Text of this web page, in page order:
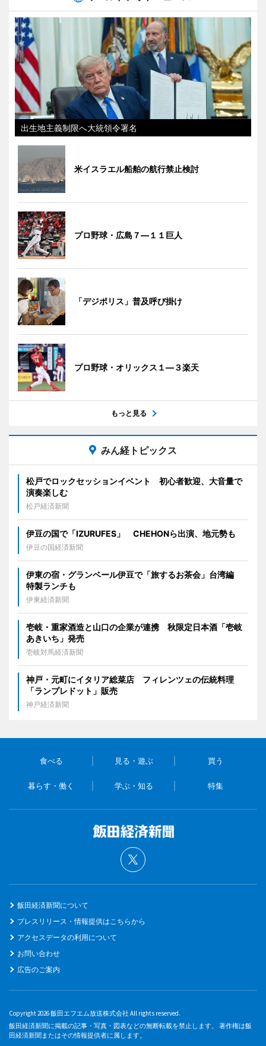
出生地主義制限へ大統領令署名
米イスラエル船舶の航行禁止検討
プロ野球・広島７―１１巨人
「デジポリス」普及呼び掛け
プロ野球・オリックス１―３楽天
もっと見る
みん経トピックス
松戸でロックセッションイベント 初心者歓迎、大音量で
演奏楽しむ
松戸経済新聞
伊豆の国で「IZURUFES」 CHEHONら出演、地元勢も
伊豆の国経済新聞
伊東の宿・グランベール伊豆で「旅するお茶会」台湾編
特製ランチも
伊東経済新聞
壱岐・重家酒造と山口の企業が連携 秋限定日本酒「壱岐
あきいち」発売
壱岐対馬経済新聞
神戸・元町にイタリア総菜店 フィレンツェの伝統料理
「ランプレドット」販売
神戸経済新聞
食べる 見る・遊ぶ 買う
暮らす・働く 学ぶ・知る 特集
飯田経済新聞について
プレスリリース・情報提供はこちらから
アクセスデータの利用について
お問い合わせ
広告のご案内
Copyright 2026 飯田エフエム放送株式会社 All rights reserved.
飯田経済新聞に掲載の記事・写真・図表などの無断転載を禁止します。 著作権は飯
田経済新聞またはその情報提供者に属します。